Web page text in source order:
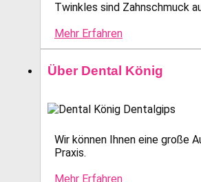
Twinkles sind Zahnschmuck
Mehr Erfahren
Über Dental König
Wir können Ihnen eine große
Praxis.
Mehr Erfahren